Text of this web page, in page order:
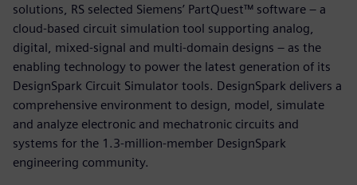
solutions, RS selected Siemens’ PartQuest™ software – a
cloud-based circuit simulation tool supporting analog,
digital, mixed-signal and multi-domain designs – as the
enabling technology to power the latest generation of its
DesignSpark Circuit Simulator tools. DesignSpark delivers a
comprehensive environment to design, model, simulate
and analyze electronic and mechatronic circuits and
systems for the 1.3-million-member DesignSpark
engineering community.